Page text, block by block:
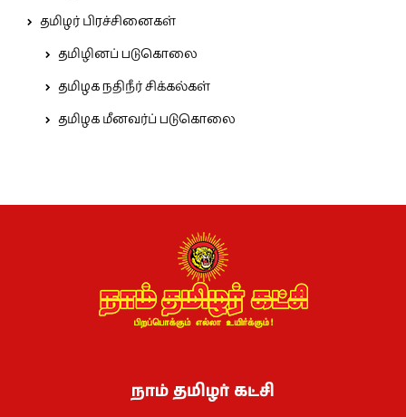
தமிழர் பிரச்சினைகள்
தமிழினப் படுகொலை
தமிழக நதிநீர் சிக்கல்கள்
தமிழக மீனவர்ப் படுகொலை
நாம் தமிழர் கட்சி